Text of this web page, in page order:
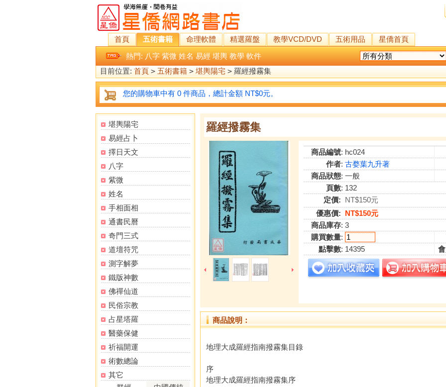
首頁 五術書籍 命理軟體 精選羅盤 教學VCD/DVD 五術用品
星僑首頁
熱門: 八字 紫微 姓名 易經 堪輿 教學 軟件
目前位置: 首頁 > 五術書籍 > 堪輿陽宅 > 羅經撥霧集
您的購物車中有 0 件商品，總計金額 NT$0元。
堪輿陽宅
易經占卜
擇日天文
八字
紫微
姓名
手相面相
通書民曆
奇門三式
道壇符咒
測字解夢
鐵版神數
佛禪仙道
民俗宗教
占星塔羅
醫藥保健
祈福開運
術數總論
其它
羅經撥霧集
商品編號: hc024
作者: 古婺葉九升著
商品狀態: 一般
頁數: 132
定價: NT$150元
優惠價: NT$150元
商品庫存: 3
購買數量:
點擊數: 14395
商品說明：
地理大成羅經指南撥霧集目錄
序
地理大成羅經指南撥霧集序